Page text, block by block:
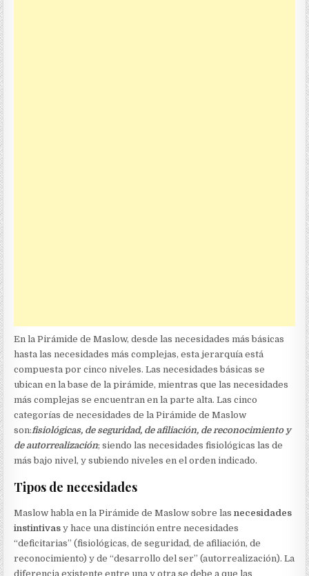
En la Pirámide de Maslow, desde las necesidades más básicas
hasta las necesidades más complejas, esta jerarquía está
compuesta por cinco niveles. Las necesidades básicas se
ubican en la base de la pirámide, mientras que las necesidades
más complejas se encuentran en la parte alta. Las cinco
categorías de necesidades de la Pirámide de Maslow
son:fisiológicas, de seguridad, de afiliación, de reconocimiento y
de autorrealización; siendo las necesidades fisiológicas las de
más bajo nivel, y subiendo niveles en el orden indicado.
Tipos de necesidades
Maslow habla en la Pirámide de Maslow sobre lasnecesidades
instintivas y hace una distinción entre necesidades
“deficitarias” (fisiológicas, de seguridad, de afiliación, de
reconocimiento) y de “desarrollo del ser” (autorrealización). La
diferencia existente entre una y otra se debe a que las